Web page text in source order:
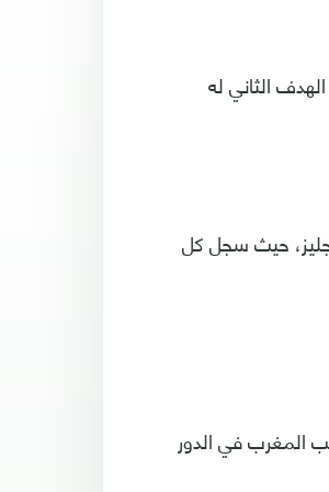
الثاني له
حيث سجل كل
المغرب في الدور